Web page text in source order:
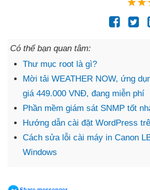
Có thể bạn quan tâm:
Thư mục root là gì?
Mời tải WEATHER NOW, ứng
giá 449.000 VNĐ, đang miễn phí
Phần mềm giám sát SNMP tốt
Hướng dẫn cài đặt WordPress
Cách sửa lỗi cài máy in Canon
Windows